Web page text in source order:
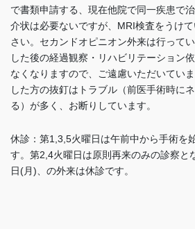
で書類申請する、現在他院で同一疾患で
介状は必要ないですが、MRI検査をうけ
さい。セカンドオピニオン外来は行って
した後の経過観察・リハビリテーション
なくなりますので、ご遠慮いただいてい
した方の抜釘はトラブル（前医手術時に
る）が多く、お断りしています。
休診：第1,3,5火曜日は午前中から手術を
す。 第2,4火曜日は原則再来のみの診察と
日(月)、の外来は休診です。